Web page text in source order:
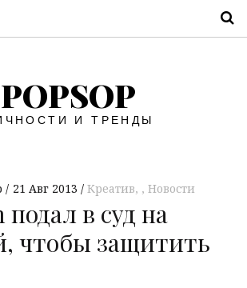
POPSOP
И ТРЕНДЫ
21 Авг 2013 Креатив, Новости
подал в суд на
чтобы защитить